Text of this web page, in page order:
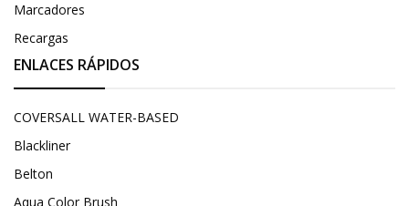
Marcadores
Recargas
ENLACES RÁPIDOS
COVERSALL WATER-BASED
Blackliner
Belton
Aqua Color Brush